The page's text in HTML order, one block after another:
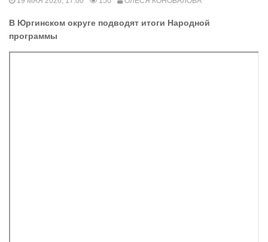
В Юргинском округе подводят итоги Народной
программы